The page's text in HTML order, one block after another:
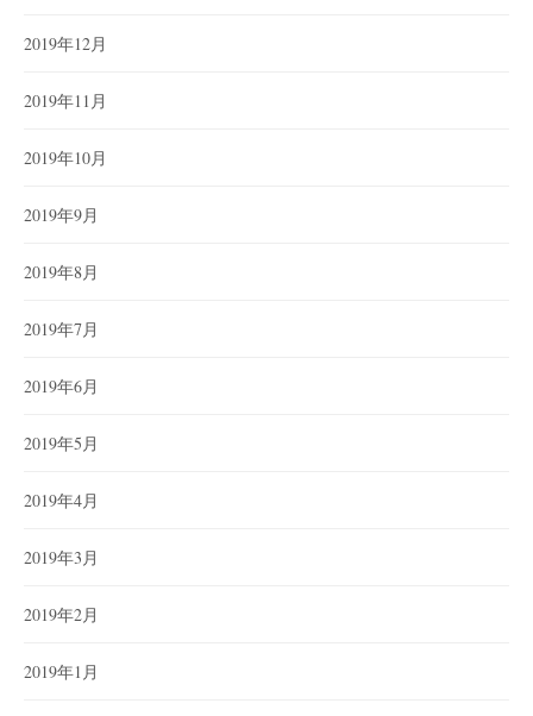
2019年12月
2019年11月
2019年10月
2019年9月
2019年8月
2019年7月
2019年6月
2019年5月
2019年4月
2019年3月
2019年2月
2019年1月